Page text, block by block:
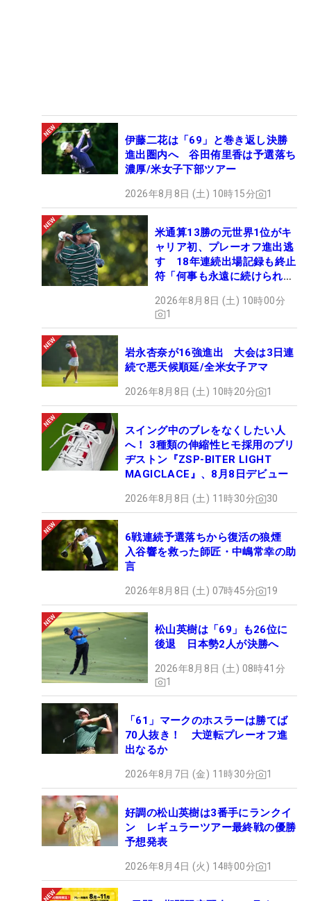
伊藤二花は「69」と巻き返し決勝
進出圏内へ 谷田侑里香は予選落ち
濃厚/米女子下部ツアー
2026年8月8日 (土) 10時15分 1
米通算13勝の元世界1位がキ
ャリア初、プレーオフ進出逃
す 18年連続出場記録も終止
符「何事も永遠に続けられな
2026年8月8日 (土) 10時00分
1
岩永杏奈が16強進出 大会は3日連
続で悪天候順延/全米女子アマ
2026年8月8日 (土) 10時20分 1
スイング中のブレをなくしたい人
へ！ 3種類の伸縮性ヒモ採用のブリ
ヂストン『ZSP-BITER LIGHT
MAGICLACE』、8月8日デビュー
2026年8月8日 (土) 11時30分 30
6戦連続予選落ちから復活の狼煙
入谷響を救った師匠・中嶋常幸の助
言
2026年8月8日 (土) 07時45分 19
松山英樹は「69」も26位に
後退 日本勢2人が決勝へ
2026年8月8日 (土) 08時41分
1
「61」マークのホスラーは勝てば
70人抜き！ 大逆転プレーオフ進
出なるか
2026年8月7日 (金) 11時30分 1
好調の松山英樹は3番手にランクイ
ン レギュラーツアー最終戦の優勝
予想発表
2026年8月4日 (火) 14時00分 1